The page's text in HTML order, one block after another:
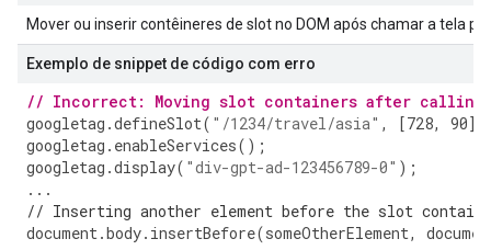
Mover ou inserir contêineres de slot no DOM após chamar a tela
Exemplo de snippet de código com erro
// Incorrect: Moving slot containers after calling
googletag .defineSlot( "/1234/travel/asia" , [728, 90],
googletag . enableServices();
googletag .display( "div-gpt-ad-123456789-0" );
...
// Inserting another element before the slot
document.body. insertBefore(someOtherElement,